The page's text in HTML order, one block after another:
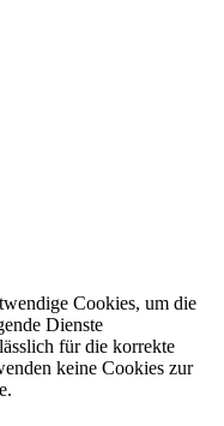
Cookies, um die
Dienste
für die korrekte
keine Cookies zur